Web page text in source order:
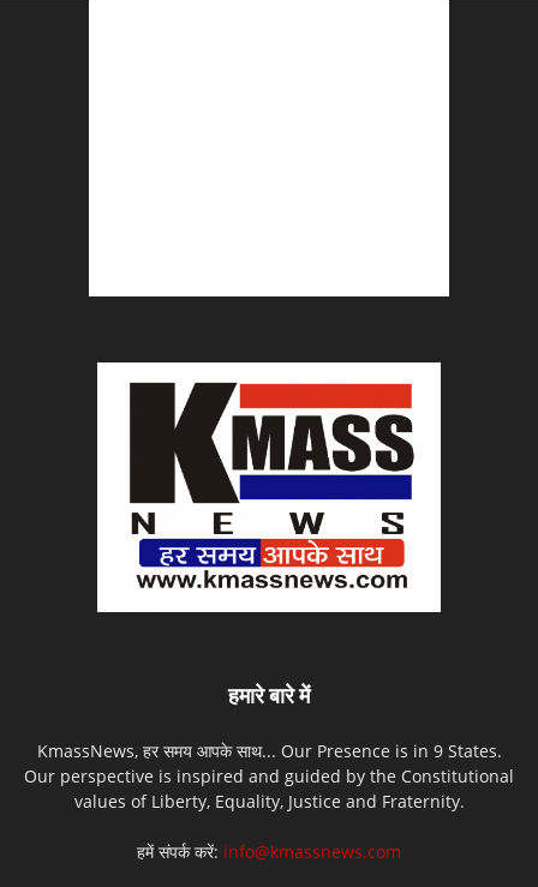
हमारे बारे में
KmassNews, हर समय आपके साथ... Our Presence is in 9 States.
Our perspective is inspired and guided by the Constitutional
values of Liberty, Equality, Justice and Fraternity.
हमें संपर्क करें: info@kmassnews.com